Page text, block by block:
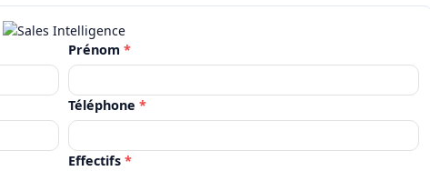
Prénom *
Téléphone *
Effectifs *